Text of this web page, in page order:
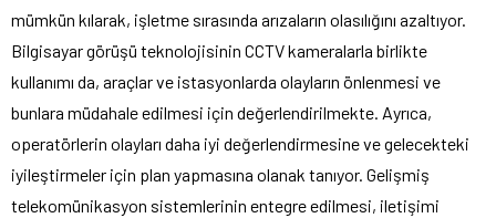
mümkün kılarak, işletme sırasında arızaların olasılığını azaltıyor.
Bilgisayar görüşü teknolojisinin CCTV kameralarla birlikte
kullanımı da, araçlar ve istasyonlarda olayların önlenmesi ve
bunlara müdahale edilmesi için değerlendirilmekte. Ayrıca,
operatörlerin olayları daha iyi değerlendirmesine ve gelecekteki
iyileştirmeler için plan yapmasına olanak tanıyor. Gelişmiş
telekomünikasyon sistemlerinin entegre edilmesi, iletişimi